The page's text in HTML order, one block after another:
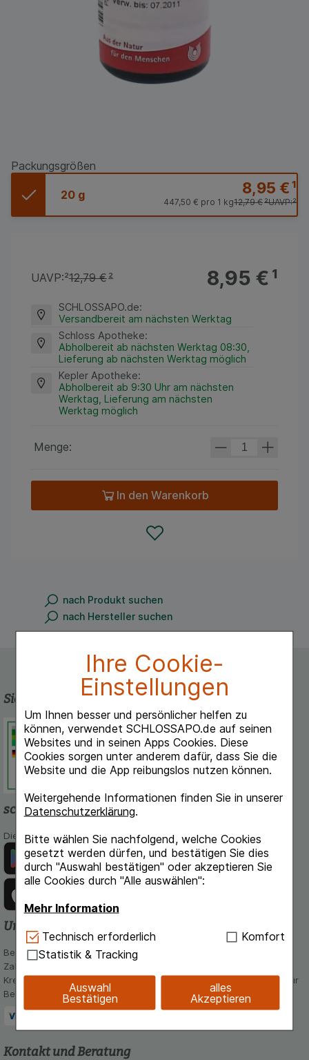
Ihre Cookie-
Einstellungen
Um Ihnen besser und persönlicher helfen zu
können, verwendet SCHLOSSAPO.de auf seinen
Websites und in seinen Apps Cookies. Diese
Cookies sorgen unter anderem dafür, dass Sie die
Website und die App reibungslos nutzen können.
Weitergehende Informationen finden Sie in unserer
Datenschutzerklärung.
Bitte wählen Sie nachfolgend, welche Cookies
gesetzt werden dürfen, und bestätigen Sie dies
durch "Auswahl bestätigen" oder akzeptieren Sie
alle Cookies durch "Alle auswählen":
Mehr Information
Technisch Notwendig:Hierbei handelt es sich um
Cookies, die für die Grundfunktionen unserer
Website notwendig sind (z.B. Navigation,
Warenkorb, Kundenkonto), weshalb auf diese nicht
verzichtet werden kann.
Einkaufserlebnis noch ansprechender zu gestalten,
beispielsweise für die Wiedererkennung des
Technisch erforderlich
Komfort
Statistik & Tracking
Auswahl
Bestätigen
alles
Akzeptieren
Packungsgrößen
20 g 8,95 €¹
UAVP:²
12,79 €²
447,50 € pro 1 kg
8,95 €¹
UAVP:²12,79 €²
SCHLOSSAPO.de:
Versandbereit am nächsten Werktag
Schloss Apotheke:
Abholbereit ab nächsten Werktag 08:30,
Lieferung ab nächsten Werktag möglich
Kepler Apotheke:
Abholbereit ab 9:30 Uhr am nächsten
Werktag, Lieferung am nächsten
Werktag möglich
Menge:
In den Warenkorb
nach Produkt suchen
nach Hersteller suchen
Sicherheit und Qualität
Schlossapo.de ist registriert beim
Deutschen Institut für Medizinische
Dokumentation und Information.
schlossapo.de-App
Die App von schlossapo.de jetzt mit E-Rezept-Scanner
Unsere Zahlungsarten
Bequem und sicher - Wählen Sie aus unseren verschiedenen
Zahlungsmöglichkeiten:
Kreditkarte, PayPal,Vorkasse, iDeal, Bancontact und Rechnung (für
Bestandskunden)
Kontakt und Beratung